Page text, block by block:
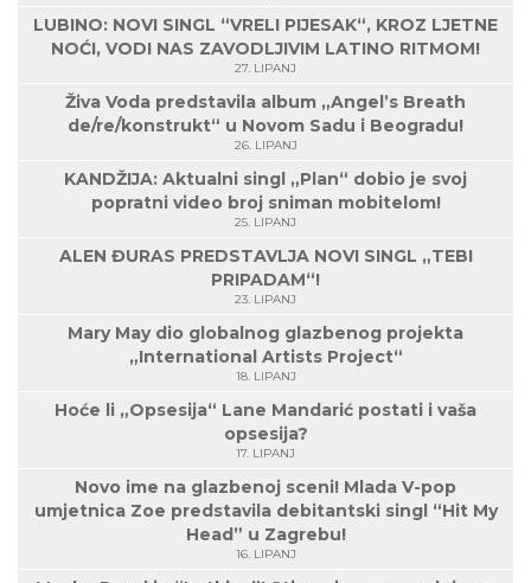
LUBINO: NOVI SINGL “VRELI PIJESAK“, KROZ LJETNE
NOĆI, VODI NAS ZAVODLJIVIM LATINO RITMOM!
27. LIPANJ
Živa Voda predstavila album „Angel’s Breath
de/re/konstrukt“ u Novom Sadu i Beogradu!
26. LIPANJ
KANDŽIJA: Aktualni singl „Plan“ dobio je svoj
popratni video broj sniman mobitelom!
25. LIPANJ
ALEN ĐURAS PREDSTAVLJA NOVI SINGL „TEBI
PRIPADAM“!
23. LIPANJ
Mary May dio globalnog glazbenog projekta
„International Artists Project“
18. LIPANJ
Hoće li „Opsesija“ Lane Mandarić postati i vaša
opsesija?
17. LIPANJ
Novo ime na glazbenoj sceni! Mlada V-pop
umjetnica Zoe predstavila debitantski singl “Hit My
Head” u Zagrebu!
16. LIPANJ